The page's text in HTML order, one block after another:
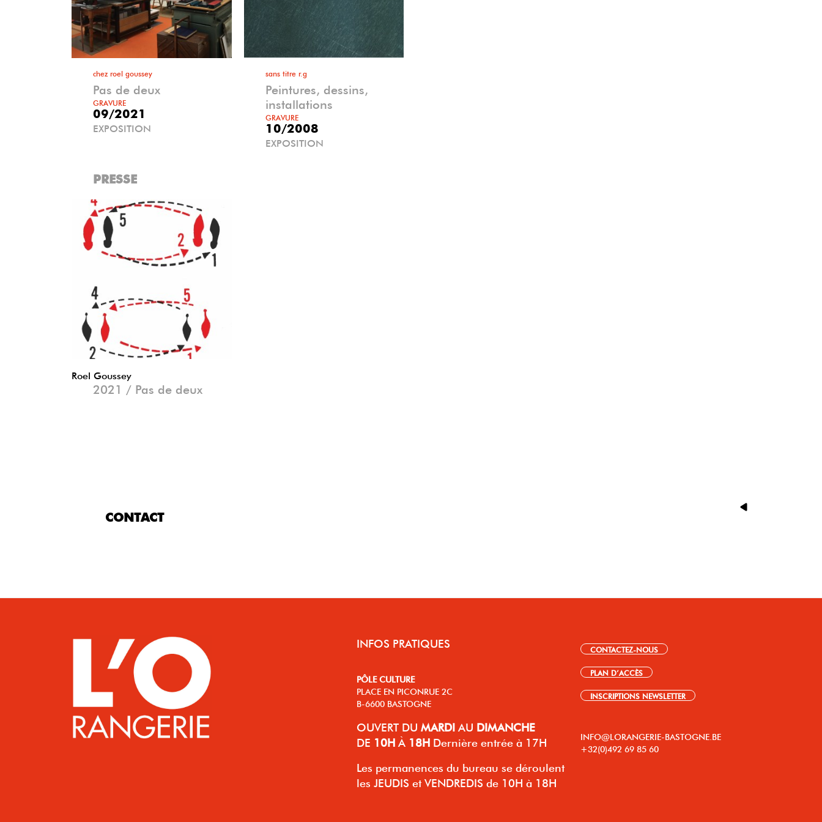
chez roel goussey
Pas de deux
GRAVURE
09/2021
EXPOSITION
sans titre r.g
Peintures, dessins,
installations
GRAVURE
10/2008
EXPOSITION
PRESSE
Roel Goussey
2021 / Pas de deux
CONTACT
INFOS PRATIQUES
PÔLE CULTURE
PLACE EN PICONRUE 2C
B-6600 BASTOGNE
OUVERT DU MARDI AU DIMANCHE
DE 10H À 18H Dernière entrée à 17H
Les permanences du bureau se déroulent
les JEUDIS et VENDREDIS de 10H à 18H
CONTACTEZ-NOUS
PLAN D’ACCÈS
INSCRIPTIONS NEWSLETTER
INFO@LORANGERIE-BASTOGNE.BE
+32(0)492 69 85 60